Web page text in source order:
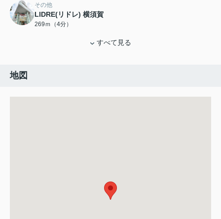
その他
LIDRE(リドレ) 横須賀
269ｍ（4分）
すべて見る
地図